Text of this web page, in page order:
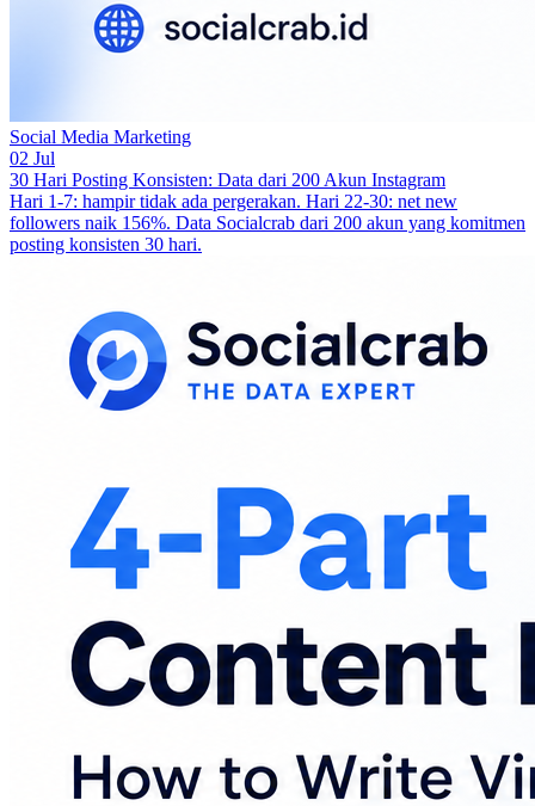
Social Media Marketing
02 Jul
30 Hari Posting Konsisten: Data dari 200 Akun Instagram
Hari 1-7: hampir tidak ada pergerakan. Hari 22-30: net new
followers naik 156%. Data Socialcrab dari 200 akun yang komitmen
posting konsisten 30 hari.